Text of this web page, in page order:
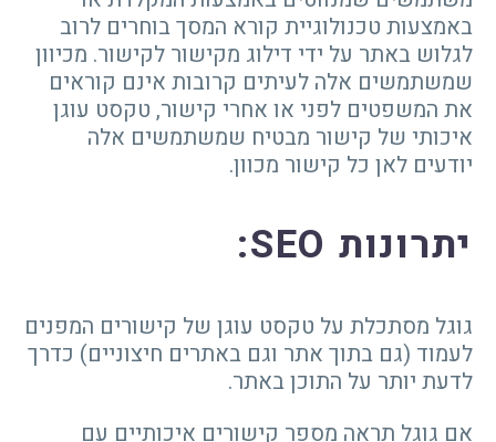
באמצעות טכנולוגיית קורא המסך בוחרים לרוב
לגלוש באתר על ידי דילוג מקישור לקישור. מכיוון
שמשתמשים אלה לעיתים קרובות אינם קוראים
את המשפטים לפני או אחרי קישור, טקסט עוגן
איכותי של קישור מבטיח שמשתמשים אלה
יודעים לאן כל קישור מכוון.
יתרונות SEO
:
גוגל מסתכלת על טקסט עוגן של קישורים המפנים
לעמוד (גם בתוך אתר וגם באתרים חיצוניים) כדרך
לדעת יותר על התוכן באתר.
אם גוגל תראה מספר קישורים איכותיים עם